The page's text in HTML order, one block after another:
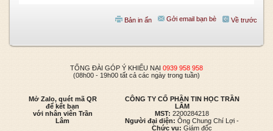
Về trước
Gởi email bạn bè
Bản in ấn
TỔNG ĐÀI GÓP Ý KHIẾU NẠI 0939 958 958
(08h00 - 19h00 tất cả các ngày trong tuần)
Mở Zalo, quét mã QR
để kết bạn
với nhân viên Trần
Lâm
CÔNG TY CỔ PHẦN TIN HỌC TRẦN
LÂM
MST: 2200284218
Người đại diện: Ông Chung Chí Lợi -
Chức vụ: Giám đốc